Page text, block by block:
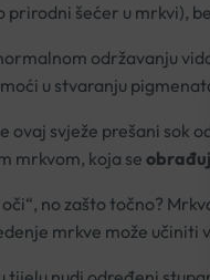
prirodni šećer u mrkvi),
održavanju
u stvaranju
ovaj svježe prešani
mrkvom, koja se
no zašto točno?
mrkve može učiniti